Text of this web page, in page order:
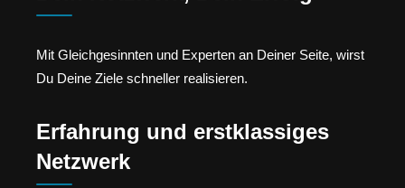
Mit Gleichgesinnten und Experten an Deiner Seite, wirst
Du Deine Ziele schneller realisieren.
Erfahrung und erstklassiges
Netzwerk